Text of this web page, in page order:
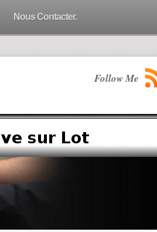
Nous Contacter.
Follow Me